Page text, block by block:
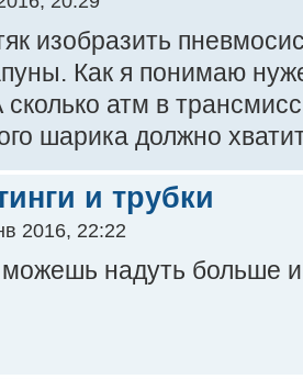
изобразить
Как я понимаю
сколько атм в
шарика должно
и трубки
2016, 22:22
можешь надуть больше